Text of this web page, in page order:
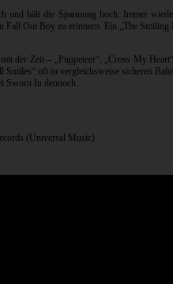
und hält die Spannung hoch. Immer
Fall Out Boy zu erinnern. Ein „The
der Zeit – „Puppeteer“, „Cross My
oft in vergleichsweise sicheren
Sworn In dennoch.
(Universal Music)